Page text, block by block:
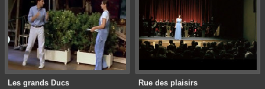
Les grands Ducs
Rue des plaisirs